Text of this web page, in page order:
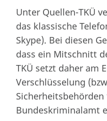
Von
Unter Quellen-TKÜ
das klassische
Skype). Bei diesen
dass ein Mitschnitt
TKÜ setzt daher am
Verschlüsselung
Bundeskriminalamt